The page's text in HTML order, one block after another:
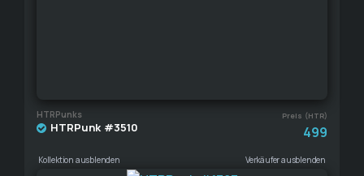
HTRPunks Preis (HTR)
HTRPunk #3510 499
Kollektion ausblenden Verkäufer ausblenden